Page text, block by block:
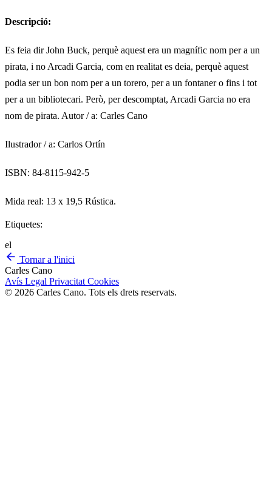
Descripció:
Es feia dir John Buck, perquè aquest era un magnífic nom per a un
pirata, i no Arcadi Garcia, com en realitat es deia, perquè aquest
podia ser un bon nom per a un torero, per a un fontaner o fins i tot
per a un bibliotecari. Però, per descomptat, Arcadi Garcia no era
nom de pirata. Autor / a: Carles Cano
Ilustrador / a: Carlos Ortín
ISBN: 84-8115-942-5
Mida real: 13 x 19,5 Rústica.
Etiquetes:
el
Tornar a l'inici
Carles Cano
Avís Legal Privacitat Cookies
© 2026 Carles Cano. Tots els drets reservats.